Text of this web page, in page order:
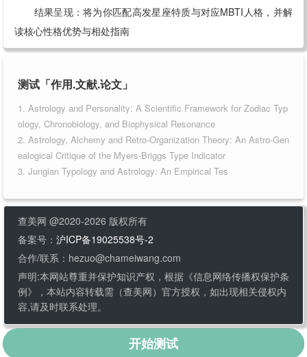
结果呈现：将为你匹配高发星座特质与对应MBTI人格，并解
读核心性格优势与相处指南
测试「作用.文献.论文」
1. Astrology and Personality: A Scientific Framework for Zodiac Typ
ology, Chronobiology, and Biophysical Resonance
2. Astrology, Alchemy and Retro-Organization Theory: An Astro-Gen
ealogical Critique of the Myers-Briggs Type Indicator
3. Jungian Typology and Astrology: An Empirical Tes
查美网 @2020-2026 版权所有
备案号： 沪ICP备19025538号-2
合作/联系：hezuo@chameiwang.com
声明:本网站尊重并保护知识产权，根据《信息网络传播权保护条
例》，本站内容转载需（查美网）官方授权，如出现相关侵权内
容,请及时联系处理。
开始测试